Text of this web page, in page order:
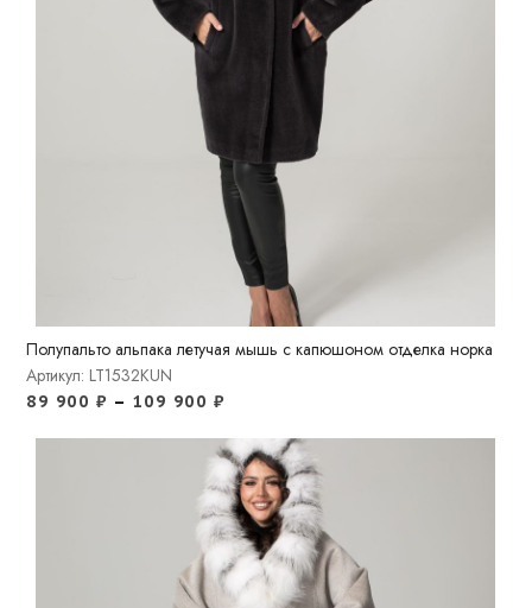
Полупальто альпака летучая мышь с капюшоном отделка норка
Артикул: LT1532KUN
89 900 ₽ – 109 900 ₽